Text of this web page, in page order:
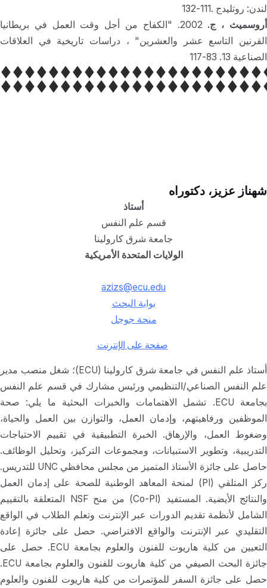
لندن: روتليدج .111-132
أروسميث ، ج.
2002. "الكفاح من أجل وقت العمل في بريطانيا
القرنين التاسع عشر والعشرين" ، دراسات تاريخية في العلاقات
الصناعية 13. 83-117
شهناز عزيز، دكتوراه
أستاذ
قسم علم النفس
جامعة شرق كارولينا
الولايات المتحدة الأمريكية
azizs@ecu.edu
بوابة البحث
منحة جوجل
صفحة على الإنترنت
أستاذ علم النفس في جامعة شرق كارولينا (ECU)؛ شغل منصب مدير
علم النفس الصناعي/التنظيمي ورئيس مشارك في قسم علم النفس
بجامعة ECU. تشمل الاهتمامات والخبرات البحثية ما يلي: صحة
الموظفين ورفاهيتهم، وإدمان العمل، والتوازن بين العمل والحياة،
وضغوط العمل، والإرهاق. الخبرة التطبيقية في تقييم الاحتياجات
التدريبية، وتطوير الاستبيانات، ومجموعات التركيز، وتحليل الوظائف.
حاصل على جائزة الأستاذ المتميز من مجلس محافظي UNC للتدريس.
ركز المتلقي (PI) لمنحة المعاهد الوطنية للصحة على إدمان العمل
والنتائج الأيضية. المستفيد (Co-PI) من منح NSF المتعلقة بالتقييم
الشامل لأنظمة تقديم الدورات عبر الإنترنت وتعلم الطلاب في الواقع
التقليدي عبر الإنترنت والواقع الافتراضي. حصل على جائزة إعادة
التعيين من كلية هاريوت للفنون والعلوم بجامعة ECU. حصل على
جائزة البحث الصيفي من كلية هاريوت للفنون والعلوم بجامعة ECU.
حصل على جائزة السفر للمؤتمرات من كلية هاريوت للفنون والعلوم